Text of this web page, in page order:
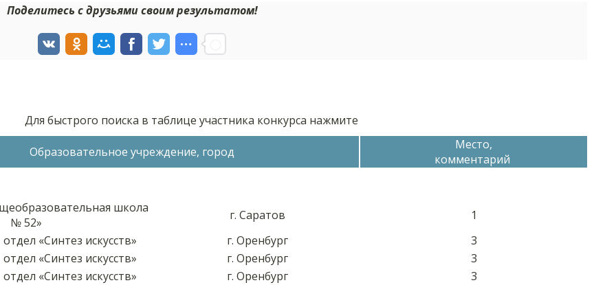
Поделитесь с друзьями своим результатом!
Для быстрого поиска в таблице участника конкурса нажмите
Образовательное учреждение, город
Место,
комментарий
школа
№ 52»
г. Саратов
1
«Синтез искусств» г. Оренбург
3
«Синтез искусств» г. Оренбург
3
«Синтез искусств» г. Оренбург
3